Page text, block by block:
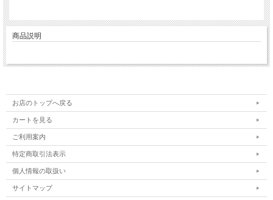
商品説明
お店のトップへ戻る
カートを見る
ご利用案内
特定商取引法表示
個人情報の取扱い
サイトマップ